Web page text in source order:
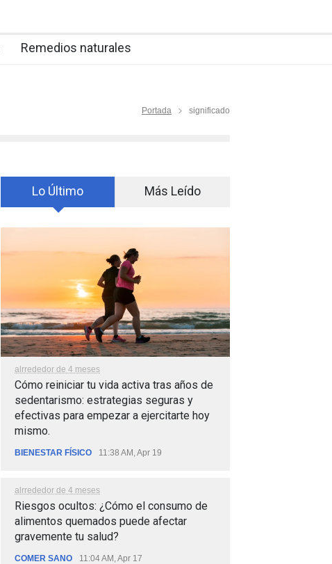
Remedios naturales
Portada significado
Lo Último Más Leído
alrrededor de 4 meses
Cómo reiniciar tu vida activa tras años de
sedentarismo: estrategias seguras y
efectivas para empezar a ejercitarte hoy
mismo.
BIENESTAR FÍSICO 11:38 AM, Apr 19
alrrededor de 4 meses
Riesgos ocultos: ¿Cómo el consumo de
alimentos quemados puede afectar
gravemente tu salud?
COMER SANO 11:04 AM, Apr 17